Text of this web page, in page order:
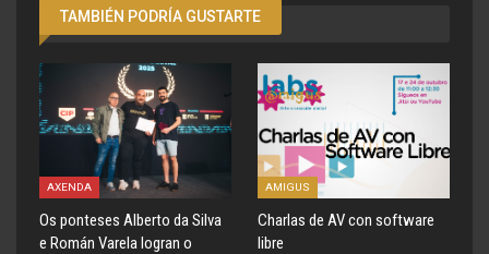
TAMBIÉN PODRÍA GUSTARTE
AXENDA
Os ponteses Alberto da Silva
e Román Varela logran o
AMIGUS
Charlas de AV con software
libre